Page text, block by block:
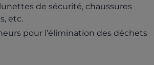
de sécurité, chaussures
etc.
pour l’élimination des déchets